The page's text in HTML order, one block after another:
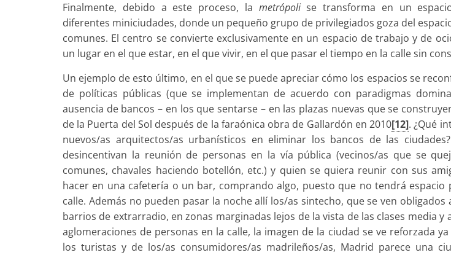
Finalmente, debido a este proceso, la metrópolise transforma en un
diferentes miniciudades, donde un pequeño grupo de privilegiados goza del
comunes. El centro se convierte exclusivamente en un espacio de trabajo y de
un lugar en el que estar, en el que vivir, en el que pasar el tiempo en la calle sin
Un ejemplo de esto último, en el que se puede apreciar cómo los espacios se
de políticas públicas (que se implementan de acuerdo con paradigmas
ausencia de bancos – en los que sentarse – en las plazas nuevas que se
de la Puerta del Sol después de la faraónica obra de Gallardón en 2010[12]. ¿Qué
nuevos/as arquitectos/as urbanísticos en eliminar los bancos de las
desincentivan la reunión de personas en la vía pública (vecinos/as que se
comunes, chavales haciendo botellón, etc.) y quien se quiera reunir con sus
hacer en una cafetería o un bar, comprando algo, puesto que no tendrá espacio
calle. Además no pueden pasar la noche allí los/as sintecho, que se ven obligados
barrios de extrarradio, en zonas marginadas lejos de la vista de las clases media y
aglomeraciones de personas en la calle, la imagen de la ciudad se ve reforzada
los turistas y de los/as consumidores/as madrileños/as, Madrid parece una